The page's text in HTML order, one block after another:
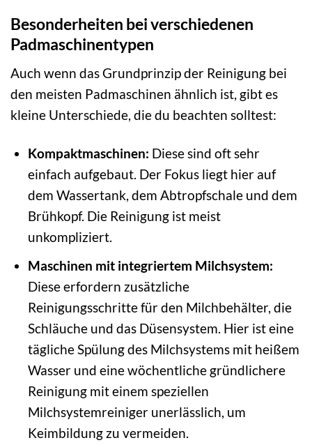
Besonderheiten bei verschiedenen
Padmaschinentypen
Auch wenn das Grundprinzip der Reinigung bei
den meisten Padmaschinen ähnlich ist, gibt es
kleine Unterschiede, die du beachten solltest:
Kompaktmaschinen: Diese sind oft sehr
einfach aufgebaut. Der Fokus liegt hier auf
dem Wassertank, dem Abtropfschale und dem
Brühkopf. Die Reinigung ist meist
unkompliziert.
Maschinen mit integriertem Milchsystem:
Diese erfordern zusätzliche
Reinigungsschritte für den Milchbehälter, die
Schläuche und das Düsensystem. Hier ist eine
tägliche Spülung des Milchsystems mit heißem
Wasser und eine wöchentliche gründlichere
Reinigung mit einem speziellen
Milchsystemreiniger unerlässlich, um
Keimbildung zu vermeiden.